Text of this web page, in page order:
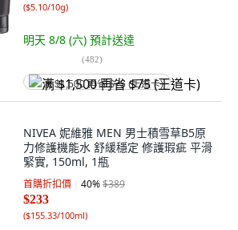
($5.10/10g)
明天 8/8 (六) 預計送達
(482)
满 $1,500 再省 $75 (王道卡)
NIVEA 妮維雅 MEN 男士積雪草B5原
力修護機能水 舒緩穩定 修護瑕疵 平滑
緊實, 150ml, 1瓶
首購折扣價 40%$389
$233
($155.33/100ml)